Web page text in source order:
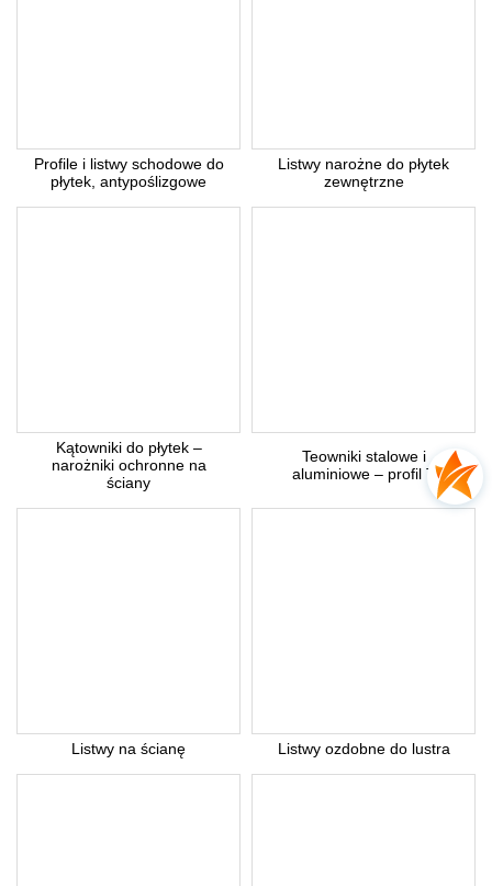
Profile i listwy schodowe do
płytek, antypoślizgowe
Listwy narożne do płytek
zewnętrzne
Kątowniki do płytek –
narożniki ochronne na
ściany
Teowniki stalowe i
aluminiowe – profil T
Listwy na ścianę Listwy ozdobne do lustra